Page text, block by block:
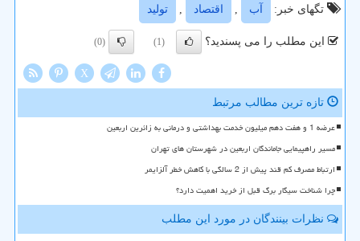
تگهای خبر:
آب اقتصاد تولید
این مطلب را می پسندید؟ (1)
(0)
X
تازه ترین مطالب مرتبط
عرضه 1 و هفت دهم میلیون خدمت بهداشتی و درمانی به زائرین اربعین
مسیر راهپیمایی جاماندگان اربعین در شهرستان های تهران
ارتباط مصرف کم قند پیش از 2 سالگی با کاهش خطر آلزایمر
چرا شناخت سیگار برگ قبل از خرید اهمیت دارد؟
نظرات بینندگان در مورد این مطلب